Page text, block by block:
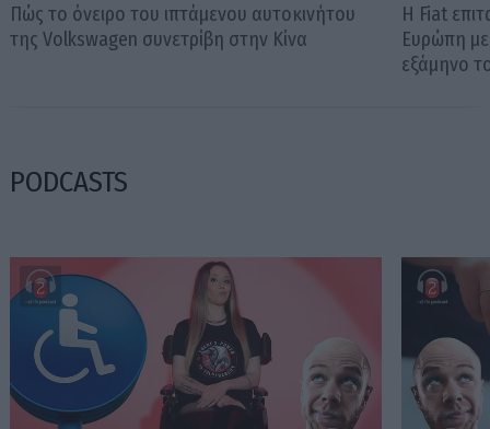
Πώς το όνειρο του ιπτάμενου αυτοκινήτου
της Volkswagen συνετρίβη στην Κίνα
Η Fiat
Ευρώπη
εξάμηνο
PODCASTS